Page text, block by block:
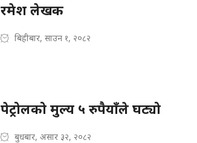
रमेश लेखक
बिहीबार, साउन १, २०८२
पेट्रोलको मुल्य ५ रुपैयाँले घट्यो
बुधबार, असार ३२, २०८२